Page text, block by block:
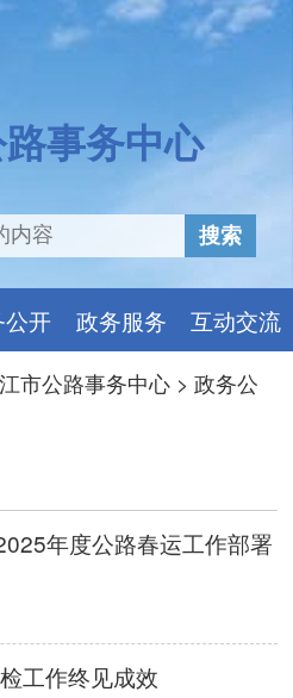
事务中心
搜索
开 政务服务 互动交流
市公路事务中心 >政务公
年度公路春运工作部署
工作终见成效